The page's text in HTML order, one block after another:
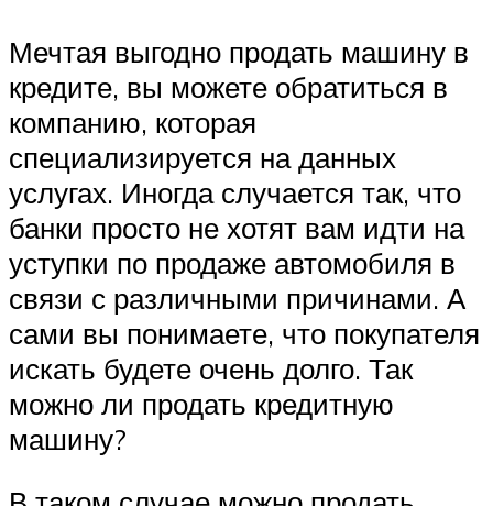
Мечтая выгодно продать машину в
кредите, вы можете обратиться в
компанию, которая
специализируется на данных
услугах. Иногда случается так, что
банки просто не хотят вам идти на
уступки по продаже автомобиля в
связи с различными причинами. А
сами вы понимаете, что покупателя
искать будете очень долго. Так
можно ли продать кредитную
машину?